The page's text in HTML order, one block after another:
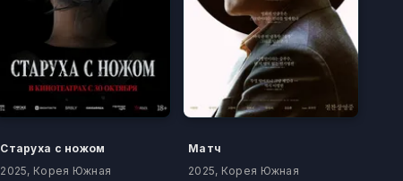
Старуха с ножом
2025, Корея Южная
Матч
2025, Корея Южная